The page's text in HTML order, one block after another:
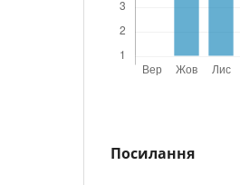
Посилання